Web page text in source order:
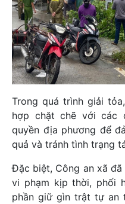
Trong quá trình giải
hợp chặt chẽ với các
quyền địa phương để
quả và tránh tình trạng
Đặc biệt, Công an xã
vi phạm kịp thời, phối
phần giữ gìn trật tự an